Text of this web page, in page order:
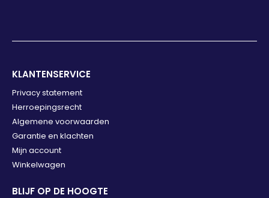
KLANTENSERVICE
Privacy statement
Herroepingsrecht
Algemene voorwaarden
Garantie en klachten
Mijn account
Winkelwagen
BLIJF OP DE HOOGTE